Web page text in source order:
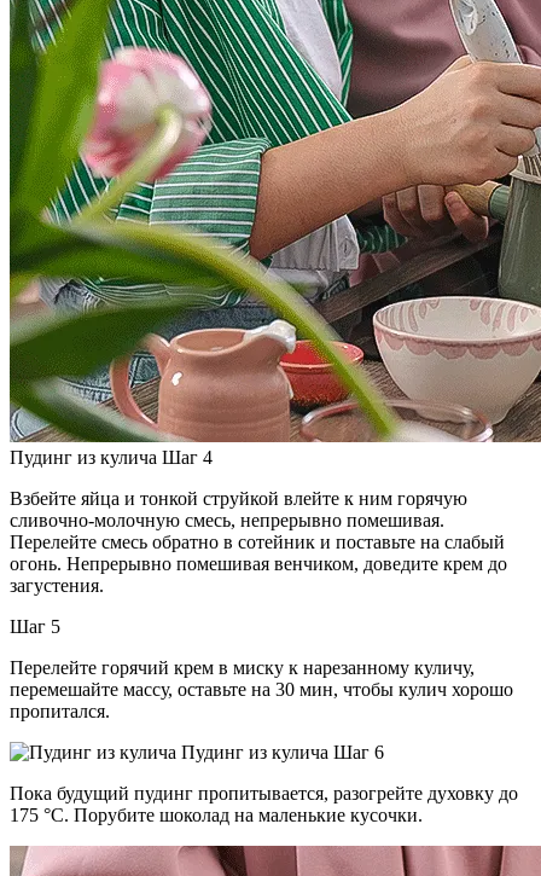
Пудинг из кулича Шаг 4
Взбейте яйца и тонкой струйкой влейте к ним горячую
сливочно-молочную смесь, непрерывно помешивая.
Перелейте смесь обратно в сотейник и поставьте на слабый
огонь. Непрерывно помешивая венчиком, доведите крем до
загустения.
Шаг 5
Перелейте горячий крем в миску к нарезанному куличу,
перемешайте массу, оставьте на 30 мин, чтобы кулич хорошо
пропитался.
Пудинг из кулича Шаг 6
Пока будущий пудинг пропитывается, разогрейте духовку до
175 °С. Порубите шоколад на маленькие кусочки.